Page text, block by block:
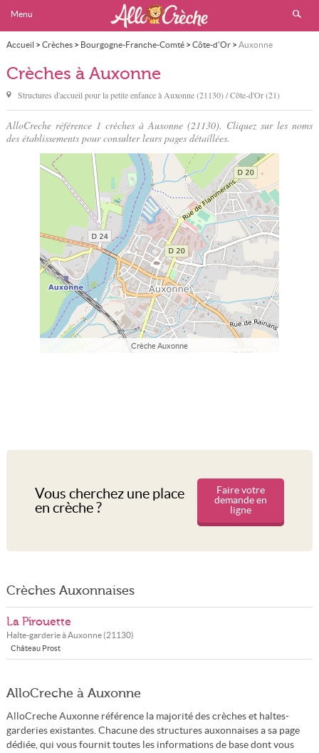
Menu
Accueil > Crèches> Bourgogne-Franche-Comté> Côte-d'Or> Auxonne
Crèches à Auxonne
Structures d'accueil pour la petite enfance à Auxonne(21130) / Côte-d'Or (21)
AlloCreche référence 1 crèches à Auxonne (21130). Cliquez sur les noms
des établissements pour consulter leurs pages détaillées.
Crèche Auxonne
Vous cherchez une place
en crèche ?
Faire votre
demande en
ligne
Crèches Auxonnaises
La Pirouette
Halte-garderie àAuxonne(21130)
Château Prost
AlloCreche à Auxonne
AlloCreche Auxonne référence la majorité des crèches et haltes-
garderies existantes. Chacune des structures auxonnaises a sa page
dédiée, qui vous fournit toutes les informations de base dont vous